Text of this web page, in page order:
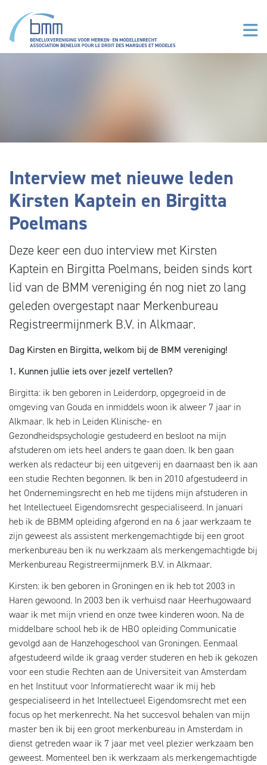
Interview met nieuwe leden
Kirsten Kaptein en Birgitta
Poelmans
Deze keer een duo interview met Kirsten
Kaptein en Birgitta Poelmans, beiden sinds kort
lid van de BMM vereniging én nog niet zo lang
geleden overgestapt naar Merkenbureau
Registreermijnmerk B.V. in Alkmaar.
Dag Kirsten en Birgitta, welkom bij de BMM vereniging!
1. Kunnen jullie iets over jezelf vertellen?
Birgitta: ik ben geboren in Leiderdorp, opgegroeid in de
omgeving van Gouda en inmiddels woon ik alweer 7 jaar in
Alkmaar. Ik heb in Leiden Klinische- en
Gezondheidspsychologie gestudeerd en besloot na mijn
afstuderen om iets heel anders te gaan doen. Ik ben gaan
werken als redacteur bij een uitgeverij en daarnaast ben ik aan
een studie Rechten begonnen. Ik ben in 2010 afgestudeerd in
het Ondernemingsrecht en heb me tijdens mijn afstuderen in
het Intellectueel Eigendomsrecht gespecialiseerd. In januari
heb ik de BBMM opleiding afgerond en na 6 jaar werkzaam te
zijn geweest als assistent merkengemachtigde bij een groot
merkenbureau ben ik nu werkzaam als merkengemachtigde bij
Merkenbureau Registreermijnmerk B.V. in Alkmaar.
Kirsten: ik ben geboren in Groningen en ik heb tot 2003 in
Haren gewoond. In 2003 ben ik verhuisd naar Heerhugowaard
waar ik met mijn vriend en onze twee kinderen woon. Na de
middelbare school heb ik de HBO opleiding Communicatie
gevolgd aan de Hanzehogeschool van Groningen. Eenmaal
afgestudeerd wilde ik graag verder studeren en heb ik gekozen
voor een studie Rechten aan de Universiteit van Amsterdam
en het Instituut voor Informatierecht waar ik mij heb
gespecialiseerd in het Intellectueel Eigendomsrecht met een
focus op het merkenrecht. Na het succesvol behalen van mijn
master ben ik bij een groot merkenbureau in Amsterdam in
dienst getreden waar ik 7 jaar met veel plezier werkzaam ben
geweest. Momenteel ben ik werkzaam als merkengemachtigde